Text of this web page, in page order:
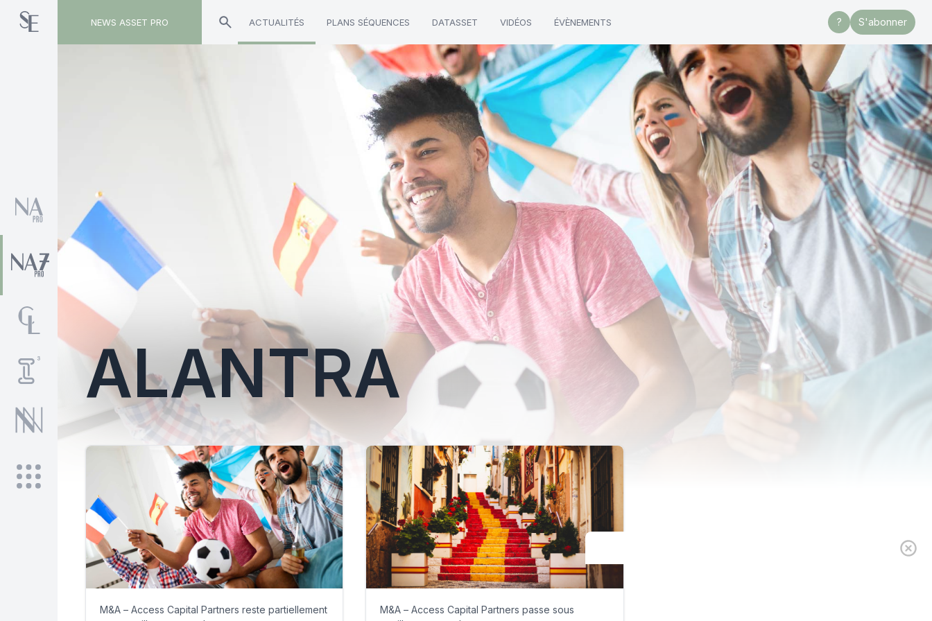
NEWS ASSET PRO ACTUALITÉS PLANS SÉQUENCES DATASSET VIDÉOS ÉVÈNEMENTS ? S'abonner
ALANTRA
M&A – Access Capital Partners reste partiellement
M&A – Access Capital Partners passe sous